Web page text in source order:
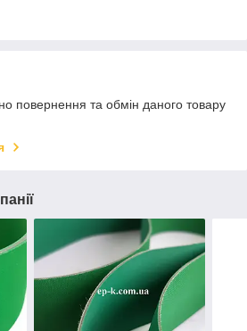
повернення та обмін даного товару